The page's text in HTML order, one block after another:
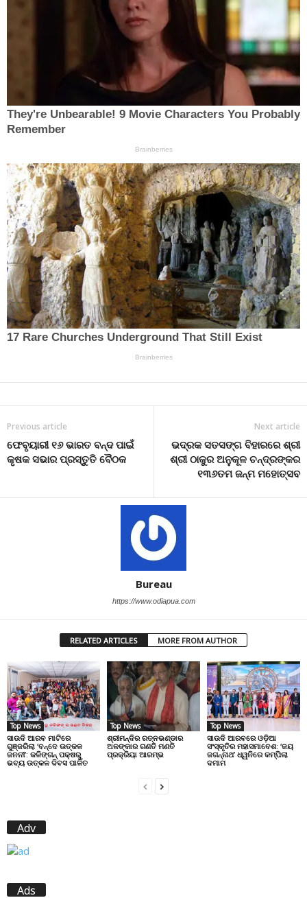
Previous article
ଫେବୃୟାରୀ ୧୬ ଭାରତ ବନ୍ଦ ପାଇଁ
କୃଷକ ସଭାର ପ୍ରସ୍ତୁତି ବୈଠକ
Next article
ଭଦ୍ରକ ସତସଙ୍ଗ ବିହାରରେ ଶ୍ରୀ
ଶ୍ରୀ ଠାକୁର ଅନୁକୂଳ ଚନ୍ଦ୍ରଙ୍କର
୧୩୬ତମ ଜନ୍ମ ମହୋତ୍ସବ
Bureau
https://www.odiapua.com
RELATED ARTICLES MORE FROM AUTHOR
Top News
ସାଉଦି ଆରବ ମାଟିରେ
ଗୁଞ୍ଜରିଲା ‘ବନ୍ଦେ ଉତ୍କଳ
ଜନନୀ’: କଳିଙ୍ଗନ୍ ପକ୍ଷରୁ
ଭବ୍ୟ ଉତ୍କଳ ଦିବସ ପାଳିତ
Top News
ଶ୍ରୀମନ୍ଦିର ରତ୍ନଭଣ୍ଡାର
ଅଳଙ୍କାର ଗଣତି ମଣତି
ପ୍ରକ୍ରିୟା ଆରମ୍ଭ
Top News
ସାଉଦି ଆରବରେ ଓଡ଼ିଆ
ସଂସ୍କୃତିର ମହାସମାବେଶ: ‘ଜୟ
ଜଗନ୍ନାଥ’ ଧ୍ୱନିରେ କମ୍ପିଲା
ଦମାମ
Adv
Ads